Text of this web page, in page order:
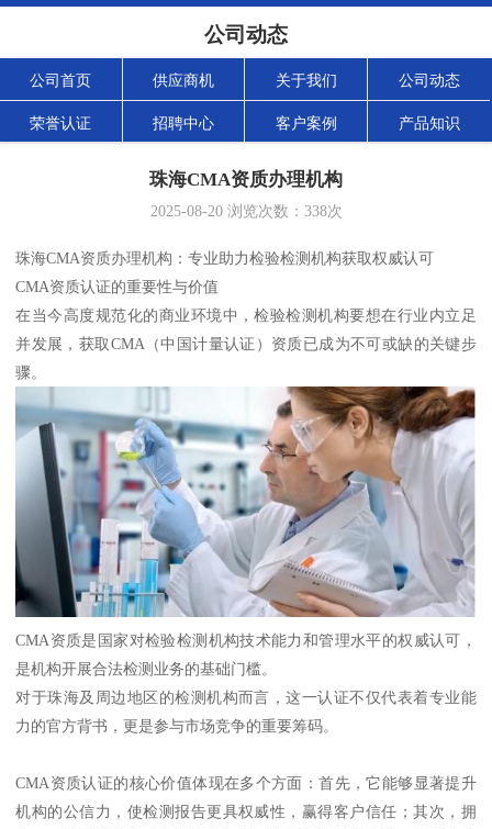
公司动态
公司首页 供应商机 关于我们 公司动态
荣誉认证 招聘中心 客户案例 产品知识
珠海CMA资质办理机构
2025-08-20浏览次数： 338次
珠海CMA资质办理机构：专业助力检验检测机构获取权威认可
CMA资质认证的重要性与价值
在当今高度规范化的商业环境中，检验检测机构要想在行业内立足
并发展，获取CMA（中国计量认证）资质已成为不可或缺的关键步
骤。
CMA资质是国家对检验检测机构技术能力和管理水平的权威认可，
是机构开展合法检测业务的基础门槛。
对于珠海及周边地区的检测机构而言，这一认证不仅代表着专业能
力的官方背书，更是参与市场竞争的重要筹码。
CMA资质认证的核心价值体现在多个方面：首先，它能够显著提升
机构的公信力，使检测报告更具权威性，赢得客户信任；其次，拥